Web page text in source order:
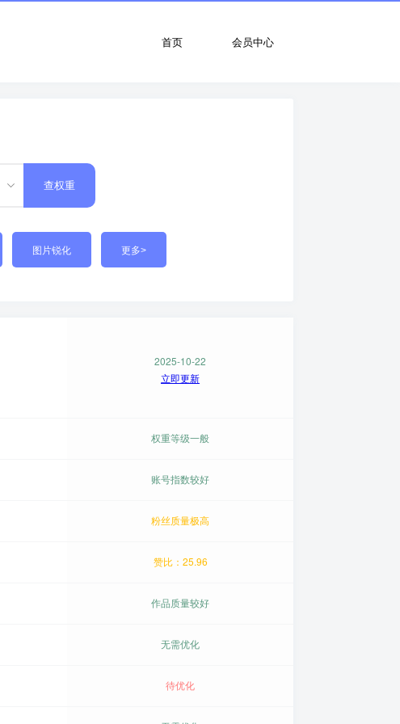
会员中心
首页
查权重
图片锐化 更多>
2025-10-22
立即更新
权重等级一般
账号指数较好
粉丝质量极高
赞比：25.96
作品质量较好
无需优化
待优化